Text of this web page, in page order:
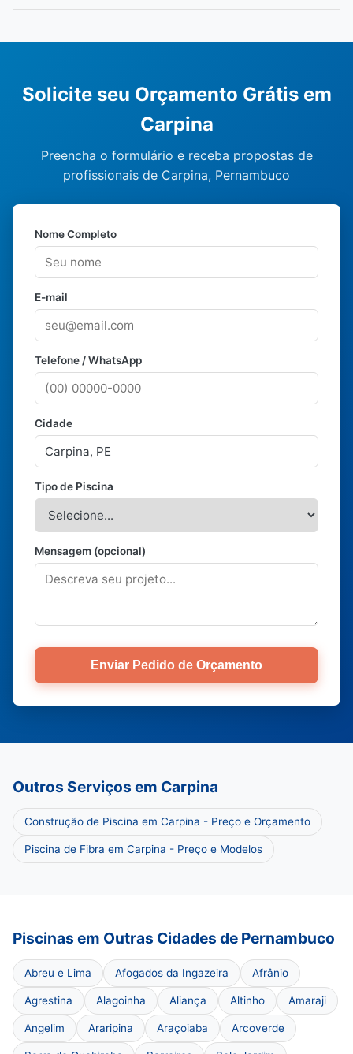
Solicite seu Orçamento Grátis em
Carpina
Preencha o formulário e receba propostas de
profissionais de Carpina, Pernambuco
Nome Completo
E-mail
Telefone / WhatsApp
Cidade
Tipo de Piscina
Mensagem (opcional)
Enviar Pedido de Orçamento
Outros Serviços em Carpina
Construção de Piscina em Carpina - Preço e Orçamento
Piscina de Fibra em Carpina - Preço e Modelos
Piscinas em Outras Cidades de Pernambuco
Abreu e Lima Afogados da Ingazeira Afrânio
Agrestina Alagoinha Aliança Altinho Amaraji
Angelim Araripina Araçoiaba Arcoverde